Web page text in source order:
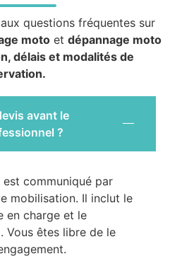
questions fréquentes sur
moto et dépannage moto
délais et modalités de
avant le
?
communiqué par
mobilisation. Il inclut le
en charge et le
êtes libre de le